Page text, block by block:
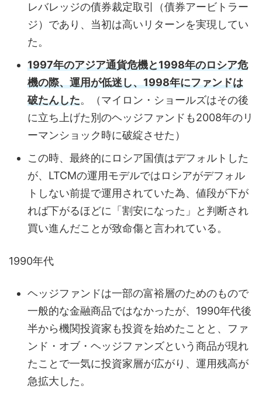
レバレッジの債券裁定取引（債券アービトラー
ジ）であり、当初は高いリターンを実現してい
た。
1997年のアジア通貨危機と1998年のロシア危
機の際、運用が低迷し、1998年にファンドは
破たんした。（マイロン・ショールズはその後
に立ち上げた別のヘッジファンドも2008年のリ
ーマンショック時に破綻させた）
この時、最終的にロシア国債はデフォルトした
が、LTCMの運用モデルではロシアがデフォル
トしない前提で運用されていた為、値段が下が
れば下がるほどに「割安になった」と判断され
買い進んだことが致命傷と言われている。
1990年代
ヘッジファンドは一部の富裕層のためのもので
一般的な金融商品ではなかったが、1990年代後
半から機関投資家も投資を始めたことと、ファ
ンド・オブ・ヘッジファンズという商品が現れ
たことで一気に投資家層が広がり、運用残高が
急拡大した。